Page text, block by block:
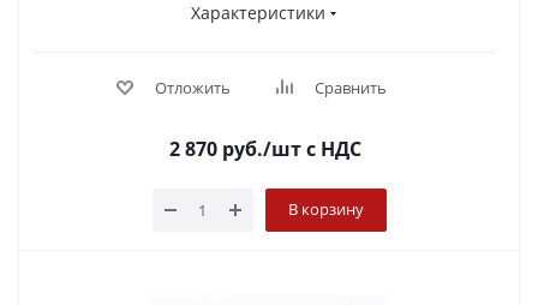
Характеристики
Отложить Сравнить
2 870руб./штс НДС
В корзину